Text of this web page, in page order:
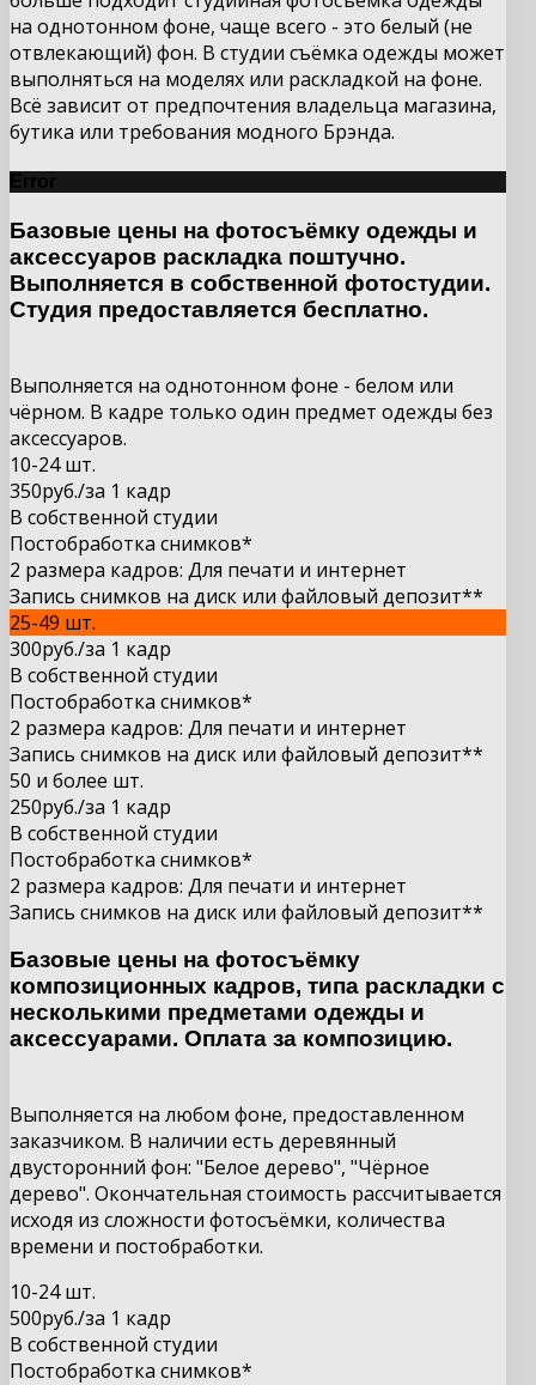
на однотонном фоне, чаще всего - это белый (не
отвлекающий) фон. В студии съёмка одежды может
выполняться на моделях или раскладкой на фоне.
Всё зависит от предпочтения владельца магазина,
бутика или требования модного Брэнда.
Базовые цены на фотосъёмку одежды и
аксессуаров раскладка поштучно.
Выполняется в собственной фотостудии.
Студия предоставляется бесплатно.
Выполняется на однотонном фоне - белом или
чёрном. В кадре только один предмет одежды без
аксессуаров.
10-24 шт.
350руб./за 1 кадр
В собственной студии
Постобработка снимков*
2 размера кадров: Для печати и интернет
Запись снимков на диск или файловый депозит**
25-49 шт.
300руб./за 1 кадр
В собственной студии
Постобработка снимков*
2 размера кадров: Для печати и интернет
Запись снимков на диск или файловый депозит**
50 и более шт.
250руб./за 1 кадр
В собственной студии
Постобработка снимков*
2 размера кадров: Для печати и интернет
Запись снимков на диск или файловый депозит**
Базовые цены на фотосъёмку
композиционных кадров, типа раскладки с
несколькими предметами одежды и
аксессуарами. Оплата за композицию.
Выполняется на любом фоне, предоставленном
заказчиком. В наличии есть деревянный
двусторонний фон: "Белое дерево", "Чёрное
дерево". Окончательная стоимость рассчитывается
исходя из сложности фотосъёмки, количества
времени и постобработки.
10-24 шт.
500руб./за 1 кадр
В собственной студии
Постобработка снимков*